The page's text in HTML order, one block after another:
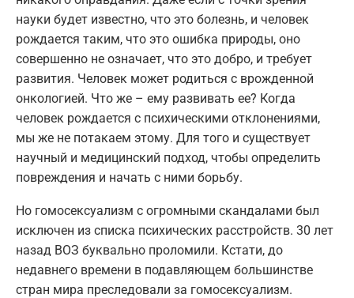
науки будет известно, что это болезнь, и человек
рождается таким, что это ошибка природы, оно
совершенно не означает, что это добро, и требует
развития. Человек может родиться с врожденной
онкологией. Что же – ему развивать ее? Когда
человек рождается с психическими отклонениями,
мы же не потакаем этому. Для того и существует
научный и медицинский подход, чтобы определить
повреждения и начать с ними борьбу.
Но гомосексуализм с огромными скандалами был
исключен из списка психических расстройств. 30 лет
назад ВОЗ буквально проломили. Кстати, до
недавнего времени в подавляющем большинстве
стран мира преследовали за гомосексуализм.